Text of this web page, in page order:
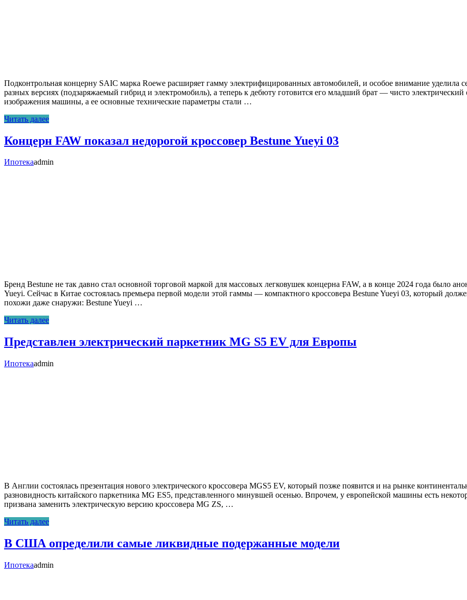
Подконтрольная концерну SAIC марка Roewe расширяет гамму электрифицированных автомобилей, и особое внимание
разных версиях (подзаряжаемый гибрид и электромобиль), а теперь к дебюту готовится его младший брат — чисто
изображения машины, а ее основные технические параметры стали …
Читать далее
Концерн FAW показал недорогой кроссовер Bestune Yueyi 03
Ипотекаadmin
Бренд Bestune не так давно стал основной торговой маркой для массовых легковушек концерна FAW, а в конце 2024 года было
Yueyi. Сейчас в Китае состоялась премьера первой модели этой гаммы — компактного кроссовера Bestune Yueyi 03, который
похожи даже снаружи: Bestune Yueyi …
Читать далее
Представлен электрический паркетник MG S5 EV для Европы
Ипотекаadmin
В Англии состоялась презентация нового электрического кроссовера MGS5 EV, который позже появится и на рынке
разновидность китайского паркетника MG ES5, представленного минувшей осенью. Впрочем, у европейской машины есть
призвана заменить электрическую версию кроссовера MG ZS, …
Читать далее
В США определили самые ликвидные подержанные модели
Ипотекаadmin